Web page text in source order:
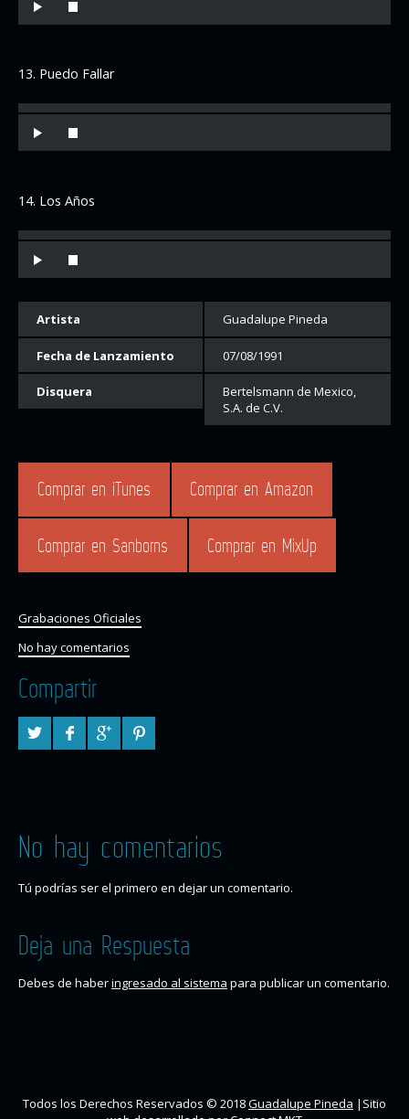
13. Puedo Fallar
14. Los Años
Artista Guadalupe Pineda
Fecha de Lanzamiento 07/08/1991
Disquera
Bertelsmann de Mexico,
S.A. de C.V.
Comprar en iTunes Comprar en Amazon
Comprar en Sanborns Comprar en MixUp
Grabaciones Oficiales
No hay comentarios
Compartir
No hay comentarios
Tú podrías ser el primero en dejar un comentario.
Deja una Respuesta
Debes de haberingresado al sistema para publicar un comentario.
Todos los Derechos Reservados © 2018Guadalupe Pineda |Sitio